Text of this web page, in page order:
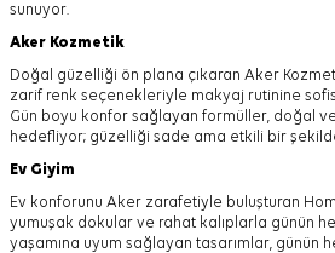
sunuyor.
Aker Kozmetik
Doğal güzelliği ön plana çıkaran Aker
zarif renk seçenekleriyle makyaj rutinine
Gün boyu konfor sağlayan formüller, doğal
hedefliyor; güzelliği sade ama etkili bir
Ev Giyim
Ev konforunu Aker zarafetiyle buluşturan
yumuşak dokular ve rahat kalıplarla günün her
yaşamına uyum sağlayan tasarımlar, günün